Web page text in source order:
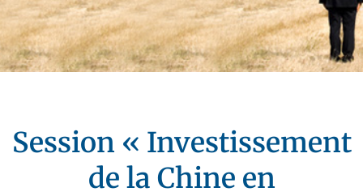
Session « Investissement
de la Chine en